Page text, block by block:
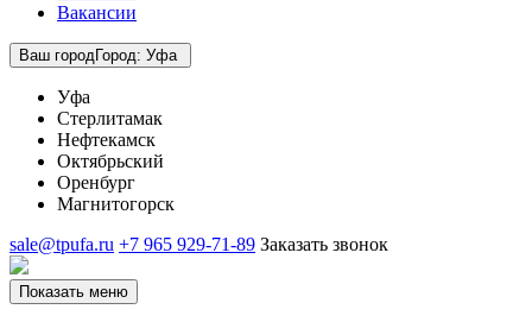
Вакансии
Ваш городГород: Уфа
Уфа
Стерлитамак
Нефтекамск
Октябрьский
Оренбург
Магнитогорск
sale@tpufa.ru +7 965 929-71-89 Заказать звонок
Показать меню